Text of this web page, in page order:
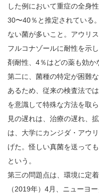
した例において重症の全身
30〜40％と推定されている
ない菌が多いこと。アウリ
フルコナゾールに耐性を示
剤耐性、4％はどの薬も効か
第二に、菌種の特定が困難
あるため、従来の検査法で
を意識して特殊な方法を取
見の遅れは、治療の遅れ、
は、大学にカンジダ・アウ
げた。怪しい真菌を送って
という。
第三の問題点は、環境に定
（2019年）4月、ニューヨ